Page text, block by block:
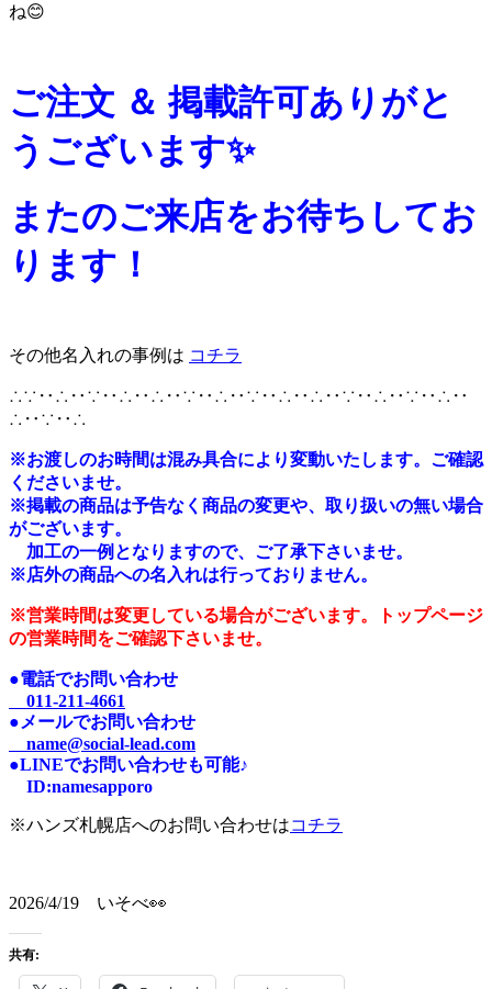
ね😊
ご注文 ＆ 掲載許可ありがと
うございます✨
またのご来店をお待ちしてお
ります！
その他名入れの事例は コチラ
∴∵‥∴‥∵‥∴‥∴‥∵‥∴‥∵‥∴‥∴‥∵‥∴‥∵‥∴‥
∴‥∵‥∴
※お渡しのお時間は混み具合により変動いたします。ご確認
くださいませ。
※掲載の商品は予告なく商品の変更や、取り扱いの無い場合
がございます。
加工の一例となりますので、ご了承下さいませ。
※店外の商品への名入れは行っておりません。
※営業時間は変更している場合がございます。トップページ
の営業時間をご確認下さいませ。
●電話でお問い合わせ
011-211-4661
●メールでお問い合わせ
name@social-lead.com
●LINEでお問い合わせも可能♪
ID:namesapporo
※ハンズ札幌店へのお問い合わせはコチラ
2026/4/19 いそべ👀
共有: